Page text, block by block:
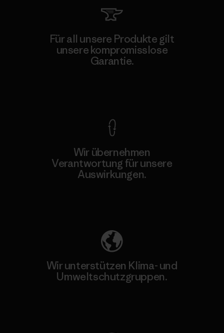
Für all unsere Produkte gilt
unsere kompromisslose
Garantie.
Wir übernehmen
Verantwortung für unsere
Auswirkungen.
Wir unterstützen Klima- und
Umweltschutzgruppen.